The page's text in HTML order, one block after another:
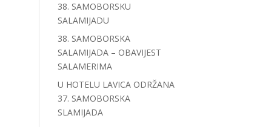
38. SAMOBORSKU
SALAMIJADU
38. SAMOBORSKA
SALAMIJADA – OBAVIJEST
SALAMERIMA
U HOTELU LAVICA ODRŽANA
37. SAMOBORSKA
SLAMIJADA